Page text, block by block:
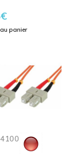
€
panier